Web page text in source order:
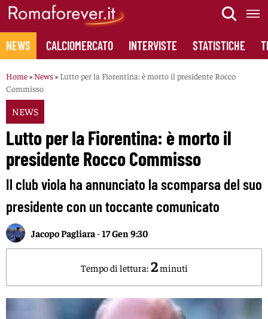
Skip
content
NEWS CALCIOMERCATO INTERVISTE STATISTICHE
Home» News» Lutto per la Fiorentina: è morto il presidente Rocco
Commisso
NEWS
Lutto per la Fiorentina: è morto il
presidente Rocco Commisso
Il club viola ha annunciato la scomparsa del suo
presidente con un toccante comunicato
Jacopo Pagliara -17 Gen 9:30
Tempo di lettura: 2minuti